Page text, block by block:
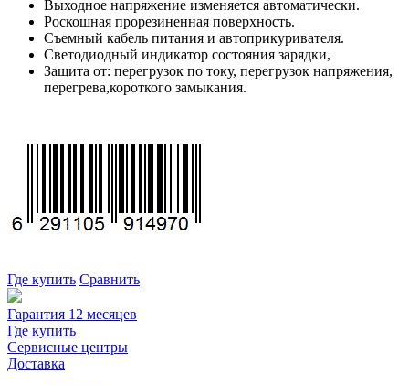
Выходное напряжение изменяется автоматически.
Роскошная прорезиненная поверхность.
Съемный кабель питания и автоприкуривателя.
Светодиодный индикатор состояния зарядки,
Защита от: перегрузок по току, перегрузок напряжения,
перегрева,короткого замыкания.
Где купить Сравнить
Гарантия 12 месяцев
Где купить
Сервисные центры
Доставка